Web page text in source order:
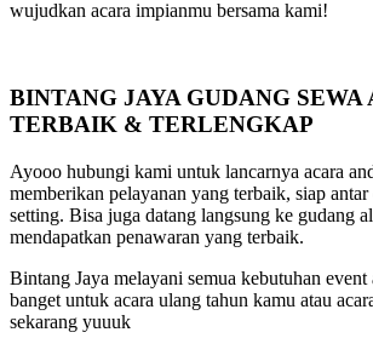
wujudkan acara impianmu bersama kami!
BINTANG JAYA GUDANG SEWA
TERBAIK & TERLENGKAP
Ayooo hubungi kami untuk lancarnya acara
memberikan pelayanan yang terbaik, siap
setting. Bisa juga datang langsung ke gudang
mendapatkan penawaran yang terbaik.
Bintang Jaya melayani semua kebutuhan event
banget untuk acara ulang tahun kamu atau
sekarang yuuuk